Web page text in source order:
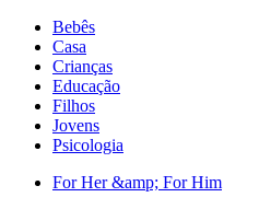
Bebês
Casa
Crianças
Educação
Filhos
Jovens
Psicologia
For Her &amp; For Him